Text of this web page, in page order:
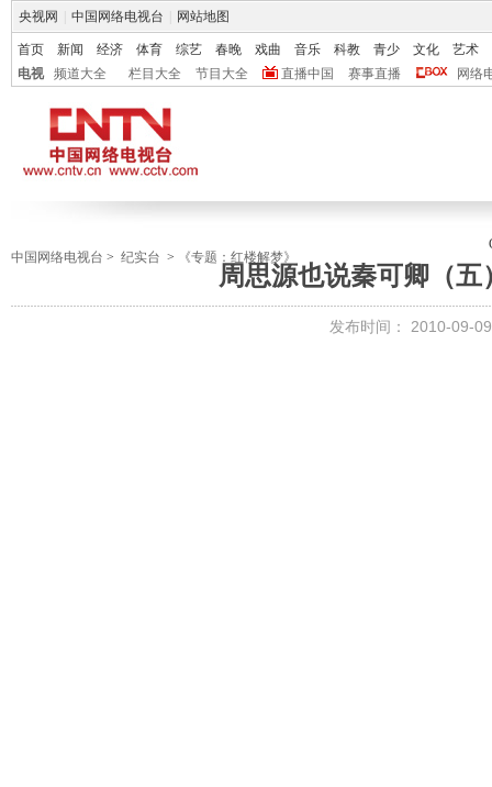
央视网 中国网络电视台 网站地图
首页 新闻 经济 体育 综艺 春晚 戏曲 音乐 科教 青少 文化
艺术
电视
频道大全 栏目大全 节目大全 直播中国 赛事直播 网络
中国网络电视台 > 纪实台 > 《专题：红楼解梦》
周思源也说秦可卿（五
发布时间： 2010-09-